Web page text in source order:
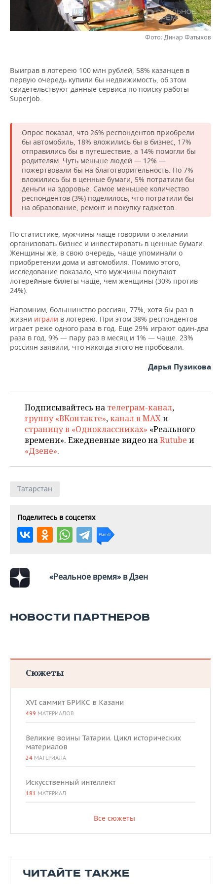
НЕФТЕХИМИЯ
ЭНЕРГЕТИКА
РОЗНИЧНАЯ ТОРГОВЛЯ
НОВОСТИ ТЕХНОЛОГИЙ
ТЕЛЕКОММУНИКАЦИИ
МЕРОПРИЯТИЯ
БИЗНЕС-БРАНЧИ
ОТКРЫТАЯ ЛЕКЦИЯ
ФУТБОЛ
БАСКЕТБОЛ
ВОЛЕЙБОЛ
КИБЕРСПОРТ
ФИГУРНОЕ КАТАНИЕ
ХОККЕЙ С МЯЧОМ
НОВОСТИ ОБЩЕСТВА
ИНФРАСТРУКТУРА
ИСТОРИЯ
КУЛЬТУРА
МЕДИЦИНА
ПРОИСШЕСТВИЯ
ФОТОГАЛЕРЕЯ
СПРАВОЧНИК
СПИСОК ПЕРСОН
СПИСОК КОМПАНИЙ
ПОЛНАЯ ВЕРСИЯ
Фото: Динар Фатыхов
Выиграв в лотерею 100 млн рублей, 58% казанцев в
первую очередь купили бы недвижимость, об этом
свидетельствуют данные сервиса по поиску работы
Superjob.
Опрос показал, что 26% респондентов приобрели
бы автомобиль, 18% вложились бы в бизнес, 17%
отправились бы в путешествие, а 14% помогли бы
родителям. Чуть меньше людей — 12% —
пожертвовали бы на благотворительность. По 7%
вложились бы в ценные бумаги, 5% потратили бы
деньги на здоровье. Самое меньшее количество
респондентов (3%) поделилось, что потратили бы
на образование, ремонт и покупку гаджетов.
По статистике, мужчины чаще говорили о желании
организовать бизнес и инвестировать в ценные бумаги.
Женщины же, в свою очередь, чаще упоминали о
приобретении дома и автомобиля. Помимо этого,
исследование показало, что мужчины покупают
лотерейные билеты чаще, чем женщины (30% против
24%).
Напомним, большинство россиян, 77%, хотя бы раз в
жизни играли в лотерею. При этом 38% респондентов
играет реже одного раза в год. Еще 29% играют один-два
раза в год, 9% — пару раз в месяц и 1% — чаще. 23%
россиян заявили, что никогда этого не пробовали.
Дарья Пузикова
Подписывайтесь на телеграм-канал,
группу «ВКонтакте»,канал в MAXи
страницу в «Одноклассниках» «Реального
времени». Ежедневные видео наRutube и
«Дзене».
Татарстан
Поделитесь в соцсетях
«Реальное время» в Дзен
НОВОСТИ ПАРТНЕРОВ
Сюжеты
XVI саммит БРИКС в Казани
499 МАТЕРИАЛОВ
Великие воины Татарии. Цикл исторических
материалов
24 МАТЕРИАЛА
Искусственный интеллект
181 МАТЕРИАЛ
Все сюжеты
ЧИТАЙТЕ ТАКЖЕ